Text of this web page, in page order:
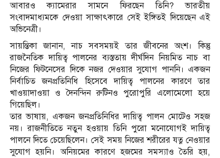
আবারও ক্যামেরার সামনে ফিরছেন তিনি? ভারতীয়
সংবাদমাধ্যমকে দেওয়া সাক্ষাৎকারে সেই ইঙ্গিতই দিয়েছেন এই
অভিনেত্রী।
সায়ন্তিকা জানান, নাচ সবসময়ই তার জীবনের অংশ। কিন্তু
রাজনৈতিক দায়িত্ব পালনের ব্যস্ততায় দীর্ঘদিন নিয়মিত নাচ বা
নিজের ফিটনেসের দিকে নজর দেওয়ার সুযোগ পাননি। একজন
নির্বাচিত জনপ্রতিনিধি হিসেবে দায়িত্ব পালনের কারণে তার
খাওয়াদাওয়া ও দৈনন্দিন রুটিনও পুরোপুরি এলোমেলো হয়ে
গিয়েছিল।
তার ভাষায়, একজন জনপ্রতিনিধির দায়িত্ব পালন মোটেও সহজ
নয়। রাজনীতিতে নতুন হওয়ায় তিনি পুরো মনোযোগই দায়িত্ব
পালনে দিতে চেয়েছিলেন। সেই সময় নিজের শরীরের যত্ন নেওয়ার
সুযোগ হয়নি। অনিয়মের কারণে হজমের সমস্যাও তৈরি হয়,